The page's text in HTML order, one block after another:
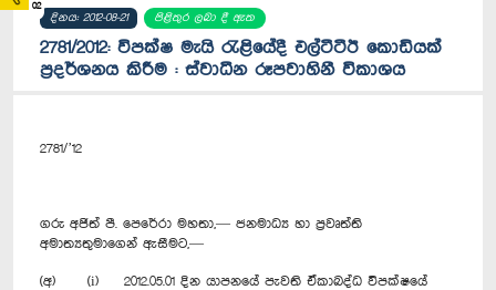
02
දිනය: 2012-08-21 පිළිතුර ලබා දී ඇත
2781/2012: විපක්ෂ මැයි රැළියේදී එල්ටීටීඊ කොඩියක්
ප්‍රදර්ශනය කිරීම : ස්වාධීන රූපවාහිනී විකාශය
2781/’12
ගරු අජිත් පී. පෙරේරා මහතා,— ජනමාධ්‍ය හා ප්‍රවෘත්ති
අමාත්‍යතුමාගෙන් ඇසීමට,—
(අ) (i) 2012.05.01 දින යාපනයේ පැවති ඒකාබද්ධ විපක්ෂයේ